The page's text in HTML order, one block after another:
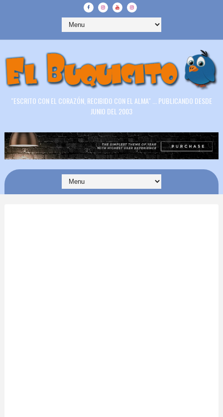
"ESCRITO CON EL CORAZÓN, RECIBIDO CON EL ALMA" ... PUBLICANDO DESDE
JUNIO DEL 2003